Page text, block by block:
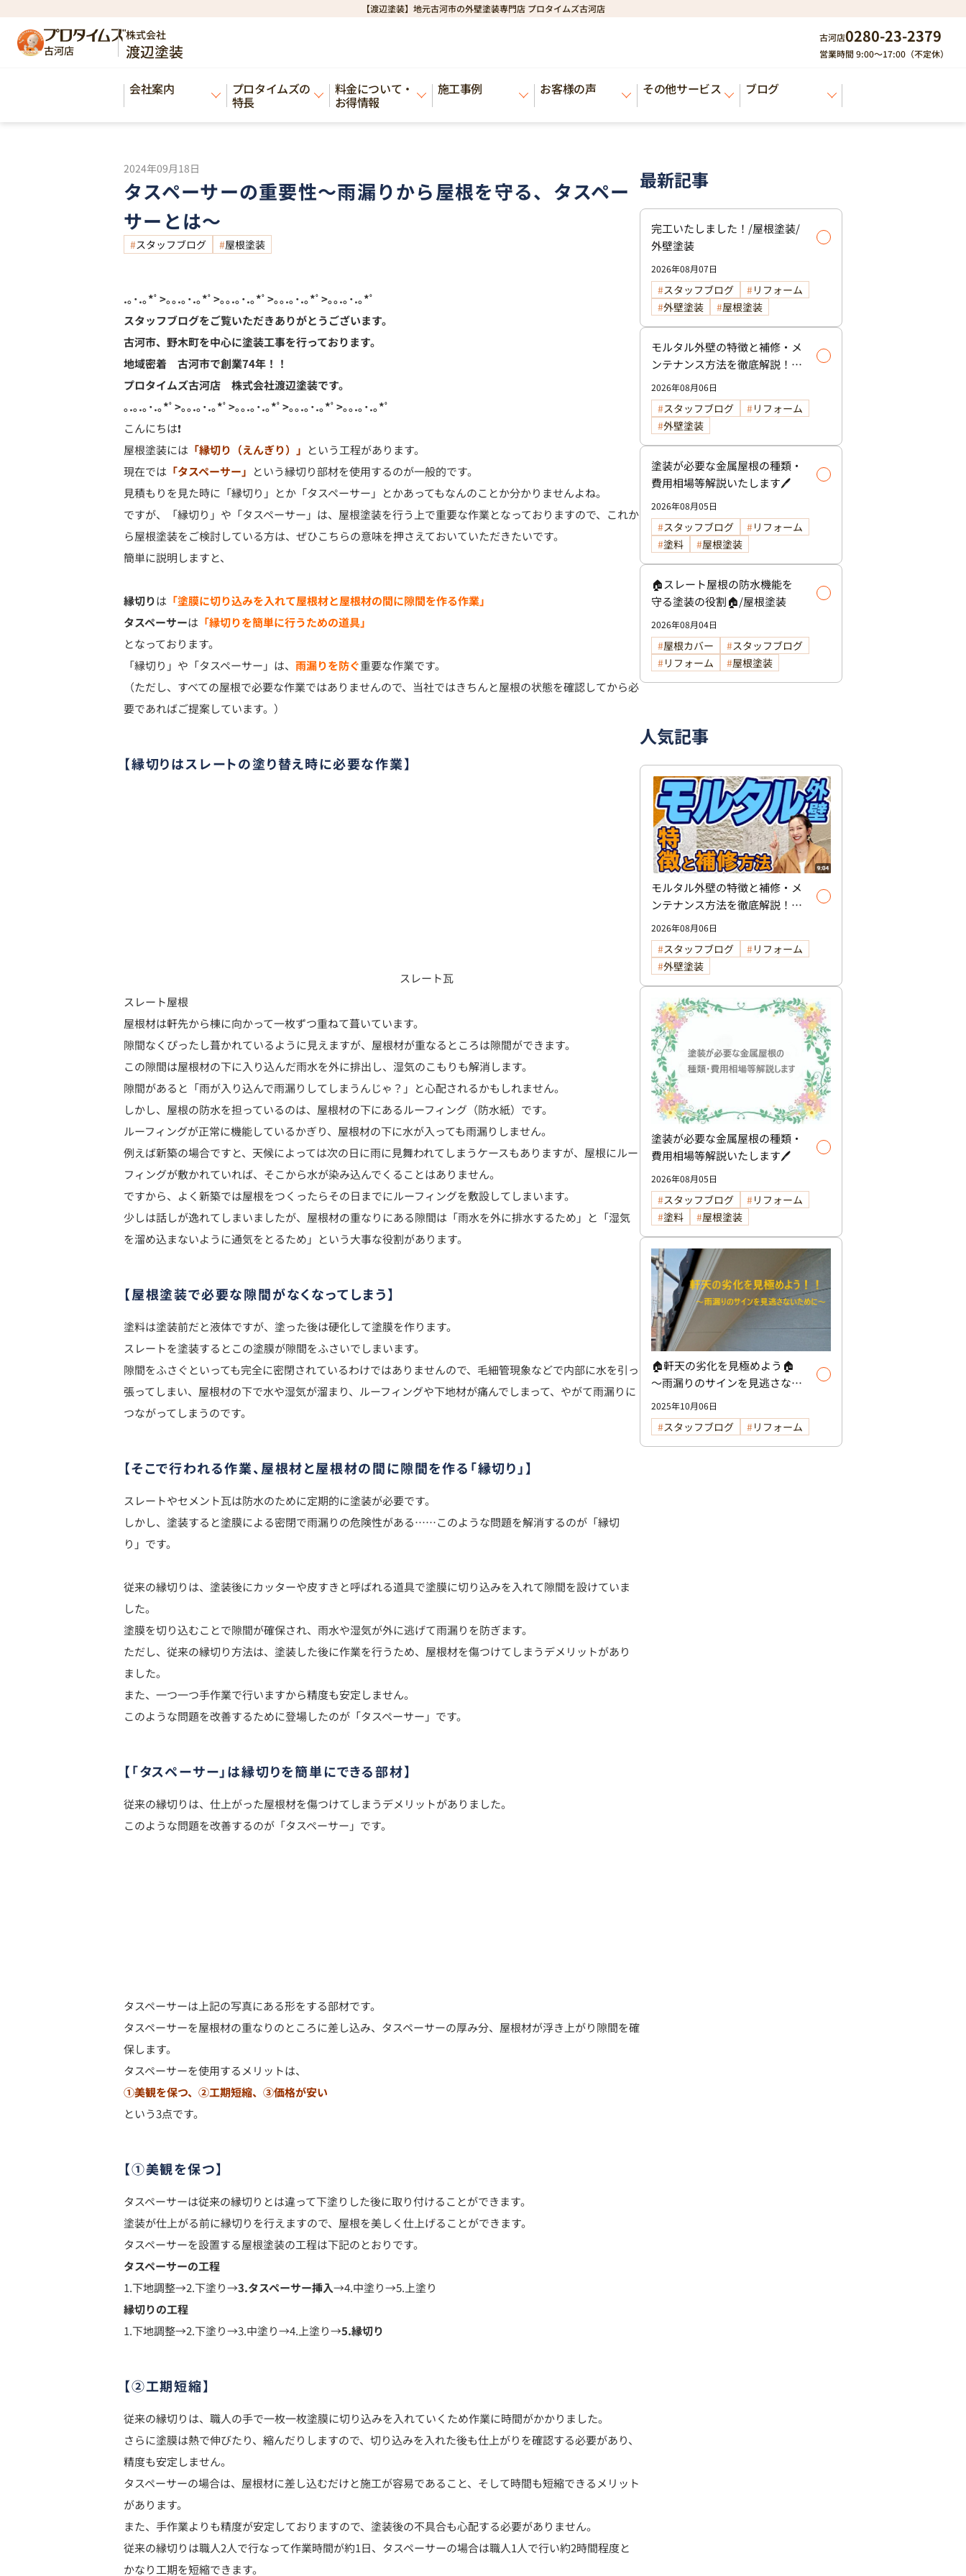
【渡辺塗装】地元古河市の外壁塗装専門店 プロタイムズ古河店
古河店
株式会社
渡辺塗装
古河店0280-23-2379
営業時間 9:00～17:00（不定休）
会社案内 プロタイムズの
特長
料金について・
お得情報
施工事例 お客様の声 その他サービス ブログ
HOME>ブログ>タスペーサーの重要性～雨漏りから屋根を守る、タスペーサーとは～
ブログ
2024年09月18日
タスペーサーの重要性～雨漏りから屋根を守る、タスペー
サーとは～
スタッフブログ 屋根塗装
.｡･.｡*ﾟ>｡｡.｡･.｡*ﾟ>｡｡.｡･.｡*ﾟ>｡｡.｡･.｡*ﾟ>｡｡.｡･.｡*ﾟ
スタッフブログをご覧いただきありがとうございます。
古河市、野木町を中心に塗装工事を行っております。
地域密着 古河市で創業74年！！
プロタイムズ古河店 株式会社渡辺塗装です。
｡.｡.｡･.｡*ﾟ>｡｡.｡･.｡*ﾟ>｡｡.｡･.｡*ﾟ>｡｡.｡･.｡*ﾟ>｡｡.｡･.｡*ﾟ
こんにちは❗
屋根塗装には 「縁切り（えんぎり）」 という工程があります。
現在では 「タスペーサー」 という縁切り部材を使用するのが一般的です。
見積もりを見た時に「縁切り」とか「タスペーサー」とかあってもなんのことか分かりませんよね。
ですが、「縁切り」や「タスペーサー」は、屋根塗装を行う上で重要な作業となっておりますので、これか
ら屋根塗装をご検討している方は、ぜひこちらの意味を押さえておいていただきたいです。
簡単に説明しますと、
縁切りは 「塗膜に切り込みを入れて屋根材と屋根材の間に隙間を作る作業」
タスペーサーは 「縁切りを簡単に行うための道具」
となっております。
「縁切り」や「タスペーサー」は、 雨漏りを防ぐ重要な作業です。
（ただし、すべての屋根で必要な作業ではありませんので、当社ではきちんと屋根の状態を確認してから必
要であればご提案しています。）
【縁切りはスレートの塗り替え時に必要な作業】
スレート屋根
スレート瓦
屋根材は軒先から棟に向かって一枚ずつ重ねて葺いています。
隙間なくぴったし葺かれているように見えますが、屋根材が重なるところは隙間ができます。
この隙間は屋根材の下に入り込んだ雨水を外に排出し、湿気のこもりも解消します。
隙間があると「雨が入り込んで雨漏りしてしまうんじゃ？」と心配されるかもしれません。
しかし、屋根の防水を担っているのは、屋根材の下にあるルーフィング（防水紙）です。
ルーフィングが正常に機能しているかぎり、屋根材の下に水が入っても雨漏りしません。
例えば新築の場合ですと、天候によっては次の日に雨に見舞われてしまうケースもありますが、屋根にルー
フィングが敷かれていれば、そこから水が染み込んでくることはありません。
ですから、よく新築では屋根をつくったらその日までにルーフィングを敷設してしまいます。
少しは話しが逸れてしまいましたが、屋根材の重なりにある隙間は「雨水を外に排水するため」と「湿気
を溜め込まないように通気をとるため」という大事な役割があります。
【屋根塗装で必要な隙間がなくなってしまう】
塗料は塗装前だと液体ですが、塗った後は硬化して塗膜を作ります。
スレートを塗装するとこの塗膜が隙間をふさいでしまいます。
隙間をふさぐといっても完全に密閉されているわけではありませんので、毛細管現象などで内部に水を引っ
張ってしまい、屋根材の下で水や湿気が溜まり、ルーフィングや下地材が痛んでしまって、やがて雨漏りに
つながってしまうのです。
【そこで行われる作業、屋根材と屋根材の間に隙間を作る「縁切り」】
スレートやセメント瓦は防水のために定期的に塗装が必要です。
しかし、塗装すると塗膜による密閉で雨漏りの危険性がある……このような問題を解消するのが「縁切
り」です。
従来の縁切りは、塗装後にカッターや皮すきと呼ばれる道具で塗膜に切り込みを入れて隙間を設けていま
した。
塗膜を切り込むことで隙間が確保され、雨水や湿気が外に逃げて雨漏りを防ぎます。
ただし、従来の縁切り方法は、塗装した後に作業を行うため、屋根材を傷つけてしまうデメリットがあり
ました。
また、一つ一つ手作業で行いますから精度も安定しません。
このような問題を改善するために登場したのが「タスペーサー」です。
【「タスペーサー」は縁切りを簡単にできる部材】
従来の縁切りは、仕上がった屋根材を傷つけてしまうデメリットがありました。
このような問題を改善するのが「タスペーサー」です。
タスペーサーは上記の写真にある形をする部材です。
タスペーサーを屋根材の重なりのところに差し込み、タスペーサーの厚み分、屋根材が浮き上がり隙間を確
保します。
タスペーサーを使用するメリットは、
①美観を保つ、②工期短縮、③価格が安い
という3点です。
【①美観を保つ】
タスペーサーは従来の縁切りとは違って下塗りした後に取り付けることができます。
塗装が仕上がる前に縁切りを行えますので、屋根を美しく仕上げることができます。
タスペーサーを設置する屋根塗装の工程は下記のとおりです。
タスペーサーの工程
1.下地調整→2.下塗り→3.タスペーサー挿入→4.中塗り→5. 上塗り
縁切りの工程
1.下地調整→2.下塗り→3.中塗り→4. 上塗り→5.縁切り
【②工期短縮】
従来の縁切りは、職人の手で一枚一枚塗膜に切り込みを入れていくため作業に時間がかかりました。
さらに塗膜は熱で伸びたり、縮んだりしますので、切り込みを入れた後も仕上がりを確認する必要があり、
精度も安定しません。
タスペーサーの場合は、屋根材に差し込むだけと施工が容易であること、そして時間も短縮できるメリット
があります。
また、手作業よりも精度が安定しておりますので、塗装後の不具合も心配する必要がありません。
従来の縁切りは職人2人で行なって作業時間が約1日、タスペーサーの場合は職人1人で行い約2時間程度と
かなり工期を短縮できます。
最新記事
完工いたしました！/屋根塗装/
外壁塗装
2026年08月07日
スタッフブログ
リフォーム
外壁塗装
屋根塗装
モルタル外壁の特徴と補修・メ
ンテナンス方法を徹底解説！/
外壁塗装
2026年08月06日
スタッフブログ
リフォーム
外壁塗装
塗装が必要な金属屋根の種類・
費用相場等解説いたします🖊️
2026年08月05日
スタッフブログ
リフォーム
塗料
屋根塗装
🏠スレート屋根の防水機能を
守る塗装の役割🏠/屋根塗装
2026年08月04日
屋根カバー
スタッフブログ
リフォーム
屋根塗装
人気記事
モルタル外壁の特徴と補修・メ
ンテナンス方法を徹底解説！/
外壁塗装
2026年08月06日
スタッフブログ
リフォーム
外壁塗装
塗装が必要な金属屋根の種類・
費用相場等解説いたします🖊️
2026年08月05日
スタッフブログ
リフォーム
塗料
屋根塗装
🏠軒天の劣化を見極めよう🏠
～雨漏りのサインを見逃さない
ために～
2025年10月06日
スタッフブログ リフォーム